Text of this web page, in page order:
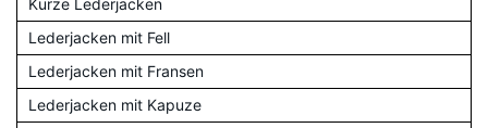
Kurze Lederjacken
Lederjacken mit Fell
Lederjacken mit Fransen
Lederjacken mit Kapuze